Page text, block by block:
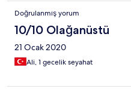
Doğrulanmış yorum
10/10 Olağanüstü
21 Ocak 2020
Ali, 1 gecelik seyahat